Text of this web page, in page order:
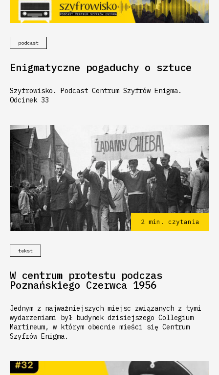
podcast
Enigmatyczne pogaduchy o sztuce
Szyfrowisko. Podcast Centrum Szyfrów Enigma.
Odcinek 33
2 min. czytania
tekst
W centrum protestu podczas
Poznańskiego Czerwca 1956
Jednym z najważniejszych miejsc związanych z tymi
wydarzeniami był budynek dzisiejszego Collegium
Martineum, w którym obecnie mieści się Centrum
Szyfrów Enigma.